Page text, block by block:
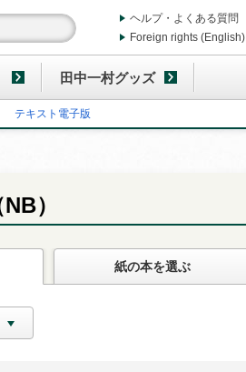
ヘルプ・よくある質問
Foreign rights (English)
田中一村グッズ
テキスト電子版
）
紙の本を選ぶ